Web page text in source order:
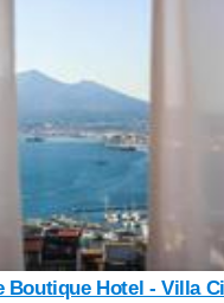
Boutique Hotel - Villa